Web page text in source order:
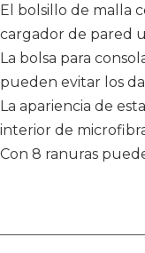
El bolsillo de malla
cargador de pared
La bolsa para
pueden evitar los
La apariencia de
interior de
Con 8 ranuras